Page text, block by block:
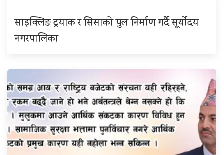
साइक्लिङ ट्रयाक र सिसाको पुल निर्माण गर्दै सूर्योदय
नगरपालिका